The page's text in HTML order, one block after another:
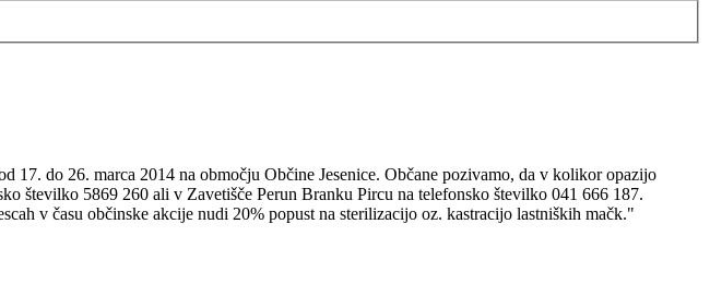
17. do 26. marca 2014 na območju Občine Jesenice. Občane pozivamo, da v kolikor opazijo
številko 5869 260 ali v Zavetišče Perun Branku Pircu na telefonsko številko 041 666 187.
v času občinske akcije nudi 20% popust na sterilizacijo oz. kastracijo lastniških mačk."